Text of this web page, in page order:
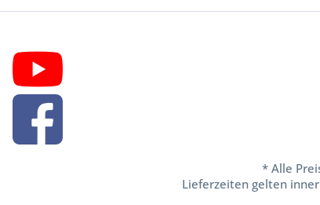
* Alle
Lieferzeiten gelten